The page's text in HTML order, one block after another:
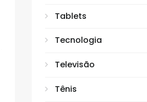
Tablets
Tecnologia
Televisão
Tênis